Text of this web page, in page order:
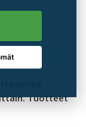
Tuotteet